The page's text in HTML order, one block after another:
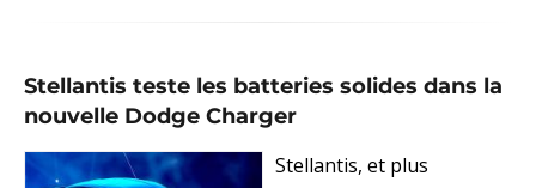
Stellantis teste les batteries solides dans la
nouvelle Dodge Charger
Stellantis, et plus